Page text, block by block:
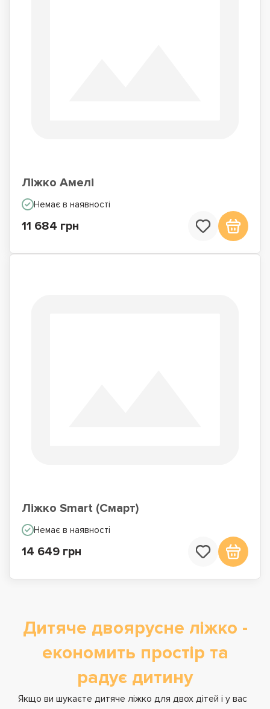
Ліжко Амелі
Немає в наявності
11 684 грн
Ліжко Smart (Смарт)
Немає в наявності
14 649 грн
Дитяче двоярусне ліжко -
економить простір та
радує дитину
Якщо ви шукаєте дитяче ліжко для двох дітей і у вас